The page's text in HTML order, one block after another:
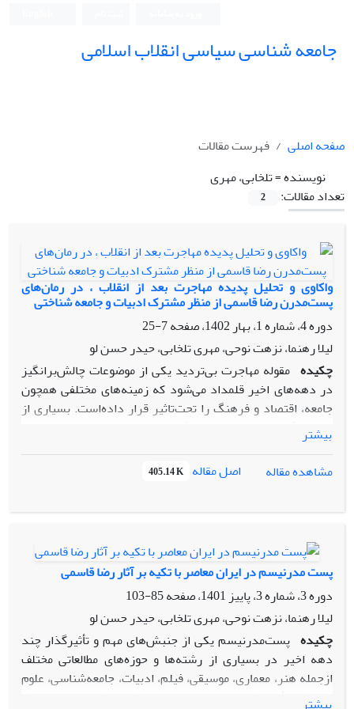
جامعه شناسی سیاسی انقلاب اسلامی
صفحه اصلی
فهرست مقالات
نویسنده =تلخابی، مهری
تعداد مقالات:
2
واکاوی و تحلیل پدیده مهاجرت بعد از انقلاب ، در رمان‌های
پست‌مدرن رضا قاسمی از منظر مشترک ادبیات و جامعه شناختی
دوره 4، شماره 1، بهار 1402، صفحه
7-25
لیلا رهنما، نزهت نوحی، مهری تلخابی، حیدر حسن لو
چکیده مقوله مهاجرت بی‌تردید یکی از موضوعات چالش‌برانگیز
در دهه‌های اخیر قلمداد می‌شود که زمینه‌های مختلفی همچون
جامعه، اقتصاد و فرهنگ را تحت‌تاثیر قرار داده‌است. بسیاری از
نویسندگان معاصر بنا به جایگاه و اهمیت پدیده مهاجرت، این
موضوع را دستمایه آثار خود قرارداده‌اند و با آثار خود رویکرد
ادبی خاصی را در خارج از مرزهای سرزمین مادری پدید آورده‌اند.
در میان رمان‌نویسان معاصر، رضا قاسمی را باید در شمار کسانی
نویسنده توانسته به‌خوبی وضعیت مهاجران ایرانی تبعیدشده از
وطن را بازتاب دهد و روایتگر زندگی بشر امروز با دردها و
رنج‌های پیوسته‌‌اش باشد. آثار قاسمی در عین داشتن ویژگی‌های
ادبیات پسامدرنیستی، جهانی را ترسیم‌می‌کند که در آن بسیاری از
ارکان زاییده باورها، عقاید، تضادها و حتی خرافات ذهن یک ایرانی
در غربت است. عواملی همچون پریشانی ذهن راوی و ترس دائمی
ناشی از دوری از وطن، بحران هویت و تناقض فرهنگی در هر سه
رمان نویسنده دیده‌می‌شود.
بیشتر
مشاهده مقاله
اصل مقاله 405.14 K
پست مدرنیسم در ایران معاصر با تکیه بر آثار رضا قاسمی
دوره 3، شماره 3، پاییز 1401، صفحه
85-103
لیلا رهنما، نزهت نوحی، مهری تلخابی، حیدر حسن لو
چکیده پست‌مدرنیسم یکی از جنبش‌های مهم و تأثیرگذار چند
دهه‌ اخیر در بسیاری از رشته‌ها و حوزه‌های مطالعاتی مختلف
ازجمله هنر، معماری، موسیقی، فیلم، ادبیات، جامعه‌شناسی، علوم
ارتباطات، مُد و فناوری است. پس از انقلاب اسلامی نیز به‌واسطه
بیشتر